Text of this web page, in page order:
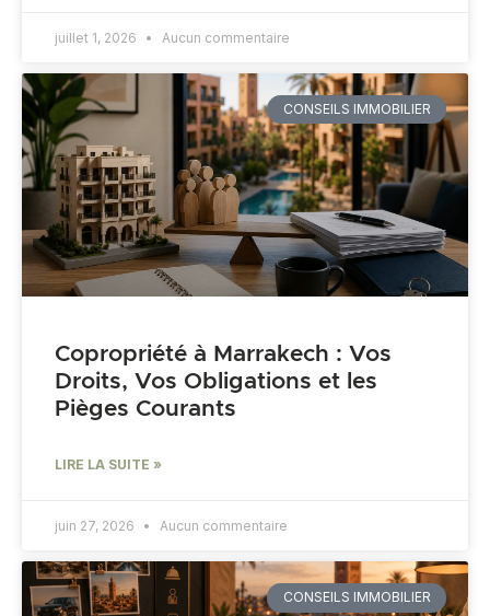
juillet 1, 2026 Aucun commentaire
CONSEILS IMMOBILIER
Copropriété à Marrakech : Vos
Droits, Vos Obligations et les
Pièges Courants
LIRE LA SUITE »
juin 27, 2026 Aucun commentaire
CONSEILS IMMOBILIER